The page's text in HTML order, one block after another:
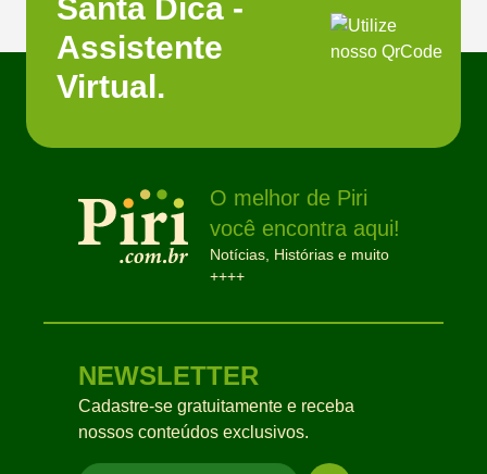
Santa Dica -
Assistente
Virtual.
O melhor de Piri
você encontra aqui!
Notícias, Histórias e muito
++++
NEWSLETTER
Cadastre-se gratuitamente e receba
nossos conteúdos exclusivos.